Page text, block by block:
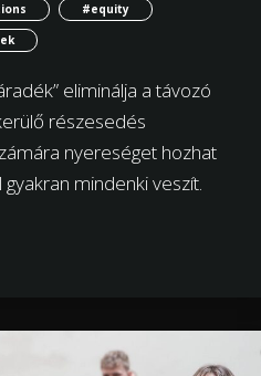
#equity
eliminálja a távozó
részesedés
nyereséget hozhat
mindenki veszít.